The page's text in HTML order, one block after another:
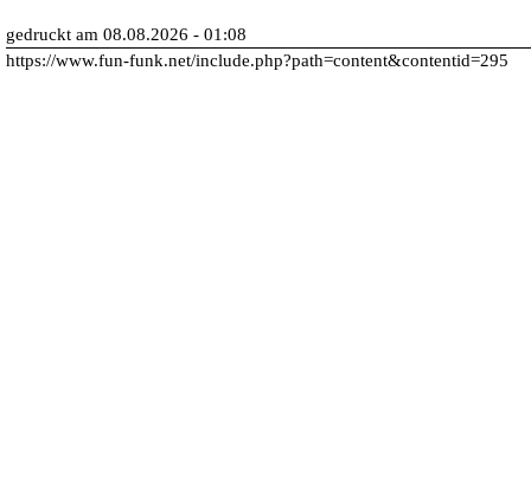
gedruckt am 08.08.2026 - 01:08
https://www.fun-funk.net/include.php?path=content&contentid=295